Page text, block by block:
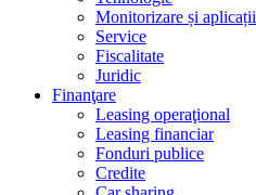
Monitorizare și aplicații
Service
Fiscalitate
Juridic
Finanţare
Leasing operaţional
Leasing financiar
Fonduri publice
Credite